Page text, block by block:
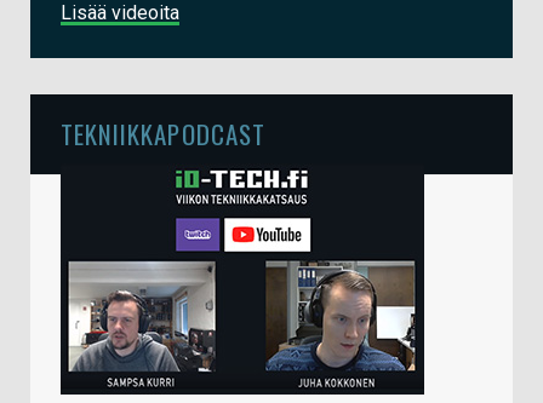
Lisää videoita
TEKNIIKKAPODCAST